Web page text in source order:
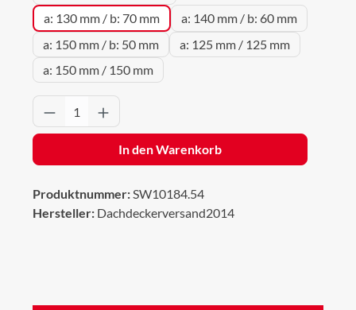
a: 130 mm / b: 70 mm
a: 140 mm / b: 60 mm
a: 150 mm / b: 50 mm
a: 125 mm / 125 mm
a: 150 mm / 150 mm
Produkt Anzahl: Gib den gewünschten
In den Warenkorb
Produktnummer:SW10184.54
Hersteller: Dachdeckerversand2014